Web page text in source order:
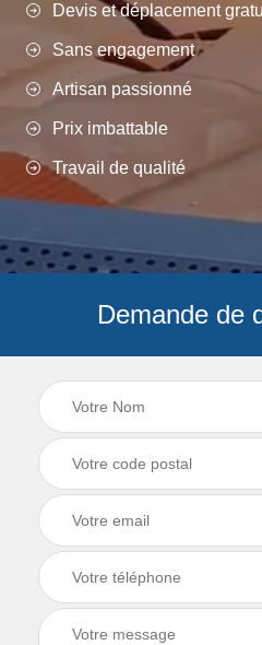
Devis et déplacement
Sans engagement
Artisan passionné
Prix imbattable
Travail de qualité
Demande de